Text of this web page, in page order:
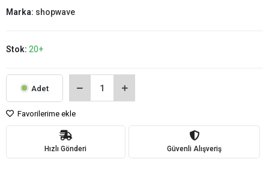
Marka: shopwave
Stok: 20+
Adet
Favorilerime ekle
Hızlı Gönderi Güvenli Alışveriş